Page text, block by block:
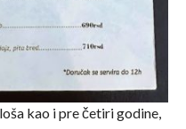
kao i pre četiri godine,